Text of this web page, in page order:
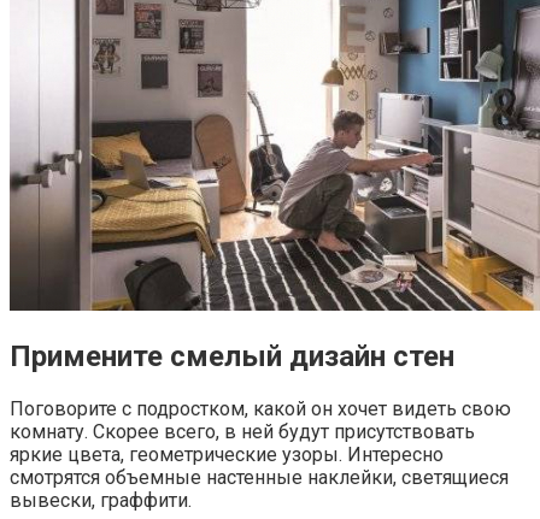
Примените смелый дизайн стен
Поговорите с подростком, какой он хочет видеть свою
комнату. Скорее всего, в ней будут присутствовать
яркие цвета, геометрические узоры. Интересно
смотрятся объемные настенные наклейки, светящиеся
вывески, граффити.